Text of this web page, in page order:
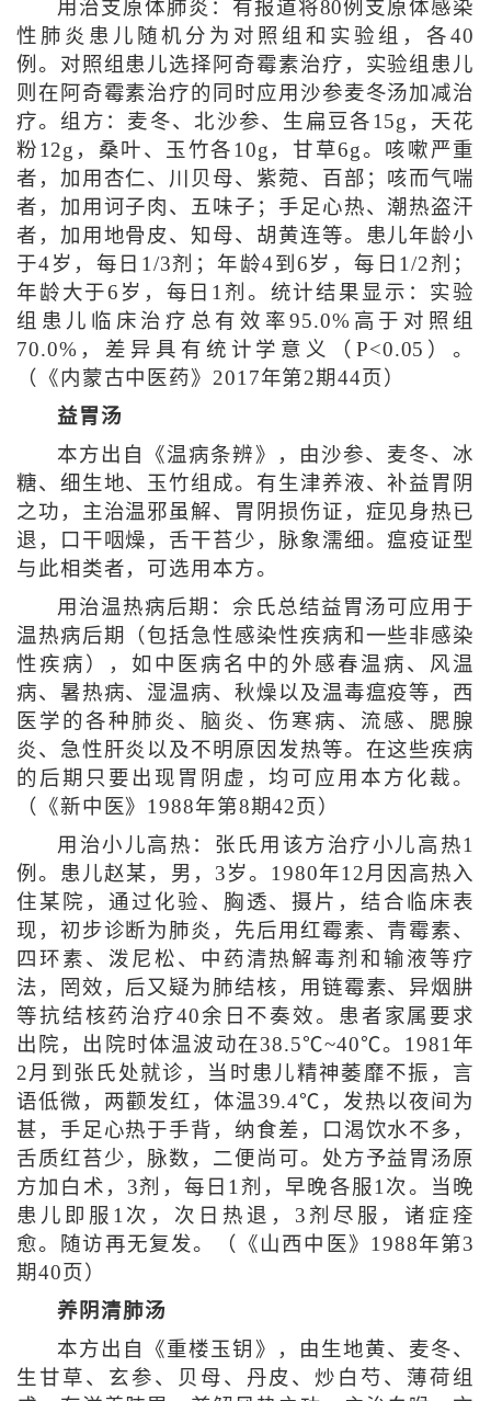
用治支原体肺炎：有报道将80例支原体感染
性肺炎患儿随机分为对照组和实验组，各40
例。对照组患儿选择阿奇霉素治疗，实验组患儿
则在阿奇霉素治疗的同时应用沙参麦冬汤加减治
疗。组方：麦冬、北沙参、生扁豆各15g，天花
粉12g，桑叶、玉竹各10g，甘草6g。咳嗽严重
者，加用杏仁、川贝母、紫菀、百部；咳而气喘
者，加用诃子肉、五味子；手足心热、潮热盗汗
者，加用地骨皮、知母、胡黄连等。患儿年龄小
于4岁，每日1/3剂；年龄4到6岁，每日1/2剂；
年龄大于6岁，每日1剂。统计结果显示：实验
组患儿临床治疗总有效率95.0%高于对照组
70.0%，差异具有统计学意义（P<0.05）。
（《内蒙古中医药》2017年第2期44页）
益胃汤
本方出自《温病条辨》，由沙参、麦冬、冰
糖、细生地、玉竹组成。有生津养液、补益胃阴
之功，主治温邪虽解、胃阴损伤证，症见身热已
退，口干咽燥，舌干苔少，脉象濡细。瘟疫证型
与此相类者，可选用本方。
用治温热病后期：佘氏总结益胃汤可应用于
温热病后期（包括急性感染性疾病和一些非感染
性疾病），如中医病名中的外感春温病、风温
病、暑热病、湿温病、秋燥以及温毒瘟疫等，西
医学的各种肺炎、脑炎、伤寒病、流感、腮腺
炎、急性肝炎以及不明原因发热等。在这些疾病
的后期只要出现胃阴虚，均可应用本方化裁。
（《新中医》1988年第8期42页）
用治小儿高热：张氏用该方治疗小儿高热1
例。患儿赵某，男，3岁。1980年12月因高热入
住某院，通过化验、胸透、摄片，结合临床表
现，初步诊断为肺炎，先后用红霉素、青霉素、
四环素、泼尼松、中药清热解毒剂和输液等疗
法，罔效，后又疑为肺结核，用链霉素、异烟肼
等抗结核药治疗40余日不奏效。患者家属要求
出院，出院时体温波动在38.5℃~40℃。1981年
2月到张氏处就诊，当时患儿精神萎靡不振，言
语低微，两颧发红，体温39.4℃，发热以夜间为
甚，手足心热于手背，纳食差，口渴饮水不多，
舌质红苔少，脉数，二便尚可。处方予益胃汤原
方加白术，3剂，每日1剂，早晚各服1次。当晚
患儿即服1次，次日热退，3剂尽服，诸症痊
愈。随访再无复发。（《山西中医》1988年第3
期40页）
养阴清肺汤
本方出自《重楼玉钥》，由生地黄、麦冬、
生甘草、玄参、贝母、丹皮、炒白芍、薄荷组